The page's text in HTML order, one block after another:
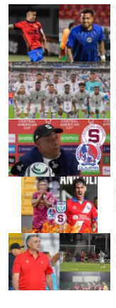
0